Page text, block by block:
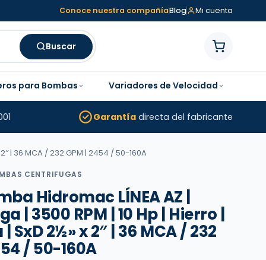
Conoce nuestra compañíaBlog Mi cuenta
Buscar
para Bombas Variadores de Velocidad
Garantíadirecta del fabricante
| 36 MCA / 232 GPM | 2454 / 50-160A
CENTRIFUGAS
Hidromac LÍNEA AZ |
| 3500 RPM | 10 Hp | Hierro |
SxD 2½» x 2″ | 36 MCA / 232
/ 50-160A